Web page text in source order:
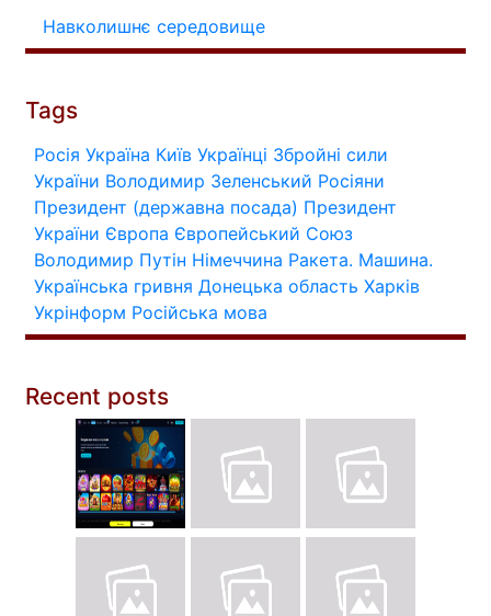
Навколишнє середовище
Tags
Росія Україна Київ Українці Збройні сили
України Володимир Зеленський Росіяни
Президент (державна посада) Президент
України Європа Європейський Союз
Володимир Путін Німеччина Ракета. Машина.
Українська гривня Донецька область Харків
Укрінформ Російська мова
Recent posts